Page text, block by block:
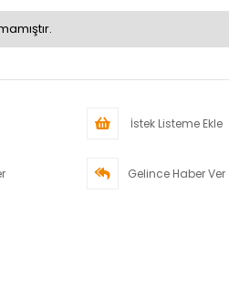
İstek Listeme Ekle
Gelince Haber Ver